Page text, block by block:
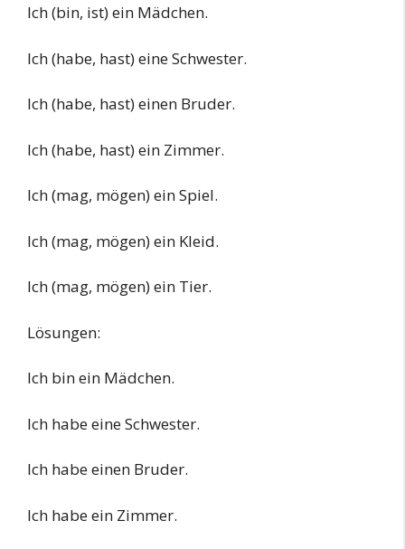
Ich (bin, ist) ein Mädchen.
Ich (habe, hast) eine Schwester.
Ich (habe, hast) einen Bruder.
Ich (habe, hast) ein Zimmer.
Ich (mag, mögen) ein Spiel.
Ich (mag, mögen) ein Kleid.
Ich (mag, mögen) ein Tier.
Lösungen:
Ich bin ein Mädchen.
Ich habe eine Schwester.
Ich habe einen Bruder.
Ich habe ein Zimmer.